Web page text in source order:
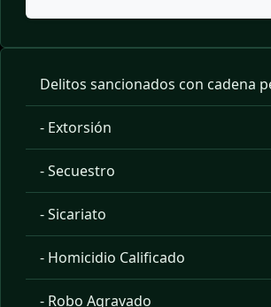
Delitos sancionados con cadena
- Extorsión
- Secuestro
- Sicariato
- Homicidio Calificado
- Robo Agravado